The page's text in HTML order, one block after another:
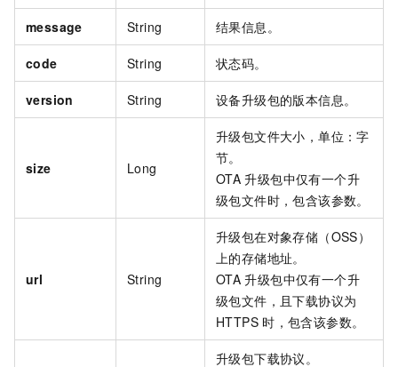
message String 结果信息。
code String 状态码。
version String 设备升级包的版本信息。
size Long
升级包文件大小，单位：字
节。
OTA 升级包中仅有一个升
级包文件时，包含该参数。
url String
升级包在对象存储（OSS）
上的存储地址。
OTA 升级包中仅有一个升
级包文件，且下载协议为
HTTPS 时，包含该参数。
升级包下载协议。